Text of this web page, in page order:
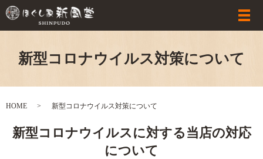
新型コロナウイルス対策について
HOME 新型コロナウイルス対策について
新型コロナウイルスに対する当店の対応
について